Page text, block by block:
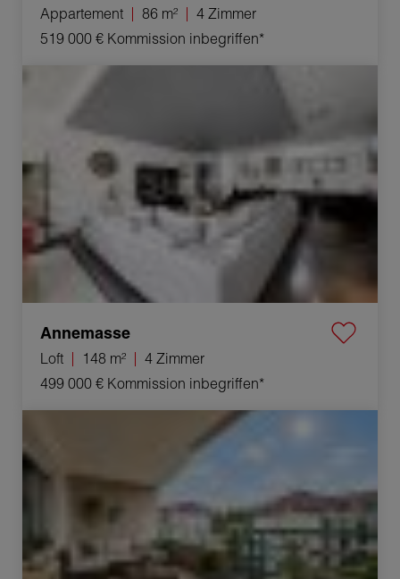
Appartement 86 m²
4 Zimmer
519 000 € Kommission inbegriffen*
Verkauf Loft Annemasse 4 Zimmer 148 m²
Annemasse
Loft 148 m²
4 Zimmer
499 000 € Kommission inbegriffen*
Verkauf Appartement Gex 3 Zimmer 67 m²